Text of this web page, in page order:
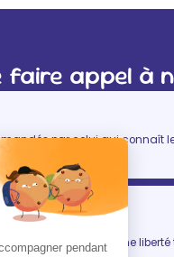
faire appel à
par celui qui connaît
tout en gardant une liberté